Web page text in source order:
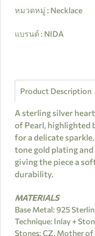
หมวดหมู่ : Necklace
แบรนด์ : NIDA
Product Description
A sterling silver
of Pearl, highlighted
for a delicate
tone gold plating
giving the piece a
durability.
MATERIALS
Base Metal: 925
Technique: Inlay +
Stones: CZ, Mother of